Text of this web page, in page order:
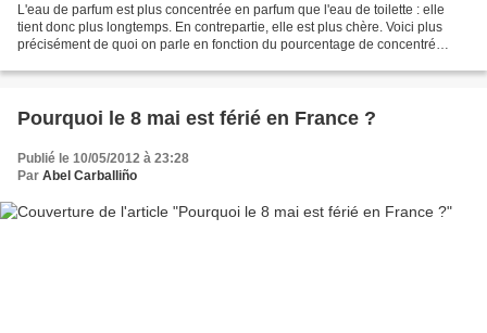
L'eau de parfum est plus concentrée en parfum que l'eau de toilette : elle
tient donc plus longtemps. En contrepartie, elle est plus chère. Voici plus
précisément de quoi on parle en fonction du pourcentage de concentré
Pourquoi le 8 mai est férié en France ?
Publié le 10/05/2012 à 23:28
Par Abel Carballiño